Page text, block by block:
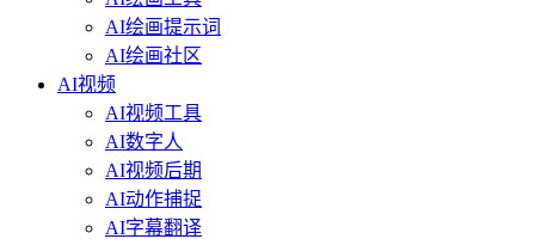
AI绘画提示词
AI绘画社区
AI视频
AI视频工具
AI数字人
AI视频后期
AI动作捕捉
AI字幕翻译